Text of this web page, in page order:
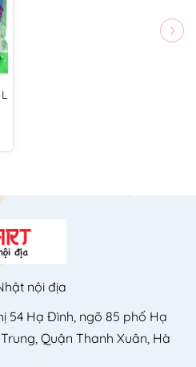
nội địa
54 Hạ Đình, ngõ 85 phố Hạ
Quận Thanh Xuân, Hà